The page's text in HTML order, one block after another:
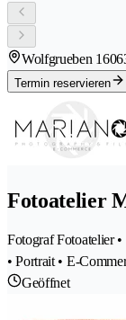
Wolfgrueben 1
Termin reservieren
Fotoatelier
Fotograf Fotoatelier
• Portrait • E-
Geöffnet